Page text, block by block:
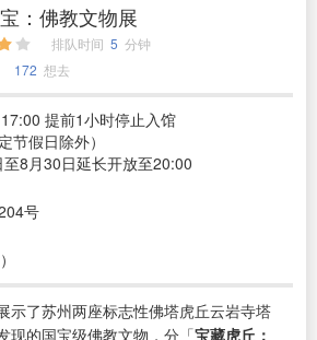
：佛教文物展
排队时间 5 分钟
172 想去
提前1小时停止入馆
节假日除外）
8月30日延长开放至20:00
号
示了苏州两座标志性佛塔虎丘云岩寺塔
现的国宝级佛教文物，分「宝藏虎丘：